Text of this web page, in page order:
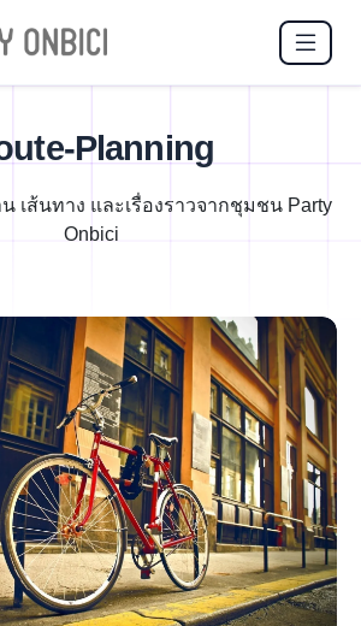
Planning
เส้นทาง และเรื่องราวจากชุมชน Party
Onbici